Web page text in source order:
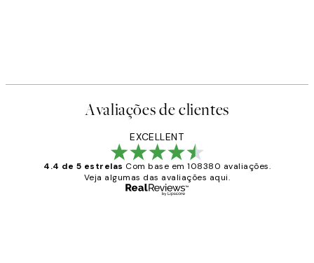
Avaliações de clientes
EXCELLENT
4.4 de 5 estrelas Com base em 108380 avaliações.
Veja algumas das avaliações aqui.